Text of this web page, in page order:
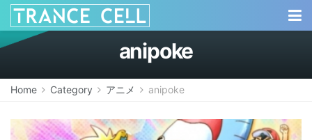
anipoke
Home Category アニメ anipoke